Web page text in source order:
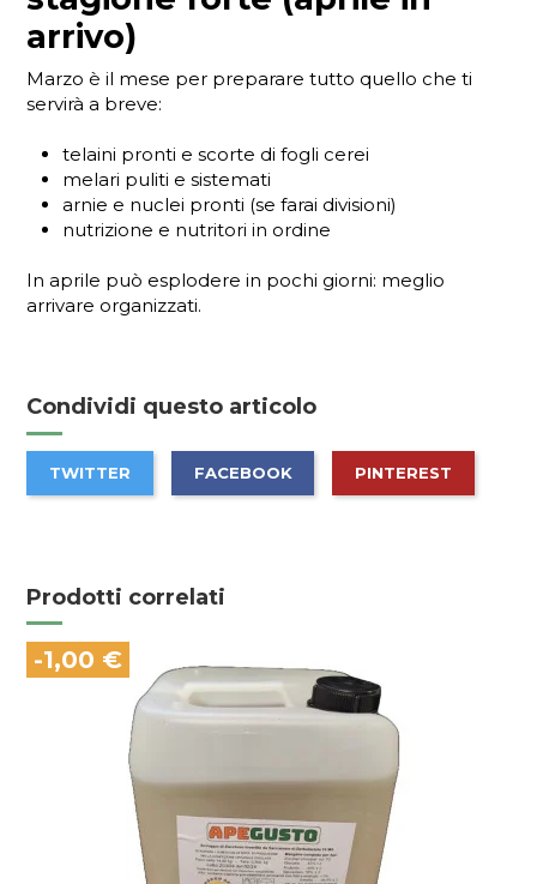
arrivo)
Marzo è il mese per preparare tutto quello che ti
servirà a breve:
telaini pronti e scorte di fogli cerei
melari puliti e sistemati
arnie e nuclei pronti (se farai divisioni)
nutrizione e nutritori in ordine
In aprile può esplodere in pochi giorni: meglio
arrivare organizzati.
Condividi questo articolo
TWITTER FACEBOOK PINTEREST
Prodotti correlati
-1,00 €